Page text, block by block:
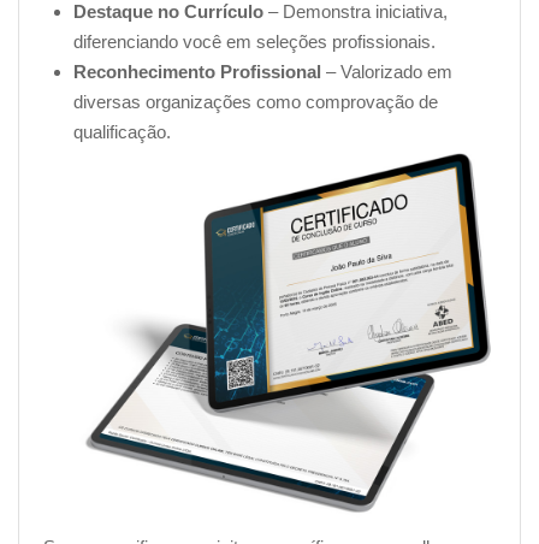
Destaque no Currículo – Demonstra iniciativa,
diferenciando você em seleções profissionais.
Reconhecimento Profissional – Valorizado em
diversas organizações como comprovação de
qualificação.